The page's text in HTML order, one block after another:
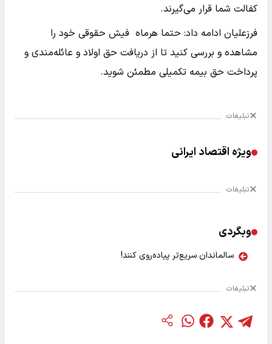
کفالت شما قرار می‌گیرند.
فرزعلیان ادامه داد: حتما هرماه فیش حقوقی خود را
مشاهده و بررسی کنید تا از دریافت حق اولاد و عائله‌مندی و
پرداخت حق بیمه تکمیلی مطمئن شوید.
تبلیغات
ویژه اقتصاد ایرانی
تبلیغات
وبگردی
سالماندان سریع‌تر پیاده‌روی کنند!
تبلیغات